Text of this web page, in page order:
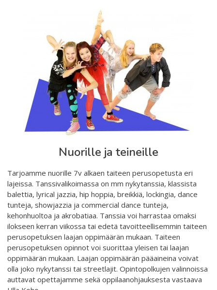
Nuorille ja teineille
Tarjoamme nuorille 7v alkaen taiteen perusopetusta eri
lajeissa. Tanssivalikoimassa on mm nykytanssia, klassista
balettia, lyrical jazzia, hip hoppia, breikkiä, lockingia, dance
tunteja, showjazzia ja commercial dance tunteja,
kehonhuoltoa ja akrobatiaa. Tanssia voi harrastaa omaksi
ilokseen kerran viikossa tai edetä tavoitteellisemmin taiteen
perusopetuksen laajan oppimäärän mukaan. Taiteen
perusopetuksen opinnot voi suorittaa yleisen tai laajan
oppimäärän mukaan. Laajan oppimäärän pääaineina voivat
olla joko nykytanssi tai streetlajit. Opintopolkujen valinnoissa
auttavat opettajamme sekä oppilaanohjauksesta vastaava